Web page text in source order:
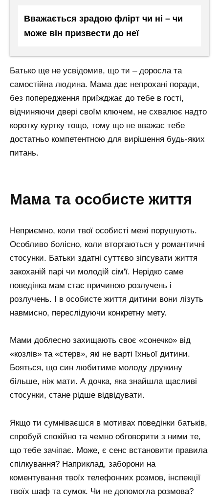
Вважається зрадою флірт чи ні – чи
може він призвести до неї
Батько ще не усвідомив, що ти – доросла та
самостійна людина. Мама дає непрохані поради,
без попередження приїжджає до тебе в гості,
відчиняючи двері своїм ключем, не схвалює надто
коротку куртку тощо, тому що не вважає тебе
достатньо компетентною для вирішення будь-яких
питань.
мама та особисте життя
Неприємно, коли твої особисті межі порушують.
Особливо болісно, коли вторгаються у романтичні
стосунки. Батьки здатні суттєво зіпсувати життя
закоханій парі чи молодій сім'ї. Нерідко саме
поведінка мам стає причиною розлучень і
розлучень. І в особисте життя дитини вони лізуть
навмисно, переслідуючи конкретну мету.
Мами доблесно захищають своє «сонечко» від
«козлів» та «стерв», які не варті їхньої дитини.
Бояться, що син любитиме молоду дружину
більше, ніж мати. А дочка, яка знайшла щасливі
стосунки, стане рідше відвідувати.
Якщо ти сумніваєшся в мотивах поведінки батьків,
спробуй спокійно та чемно обговорити з ними те,
що тебе зачіпає. Може, є сенс встановити правила
спілкування? Наприклад, заборони на
коментування твоїх телефонних розмов, інспекції
твоїх шаф та сумок. Чи не допомогла розмова?